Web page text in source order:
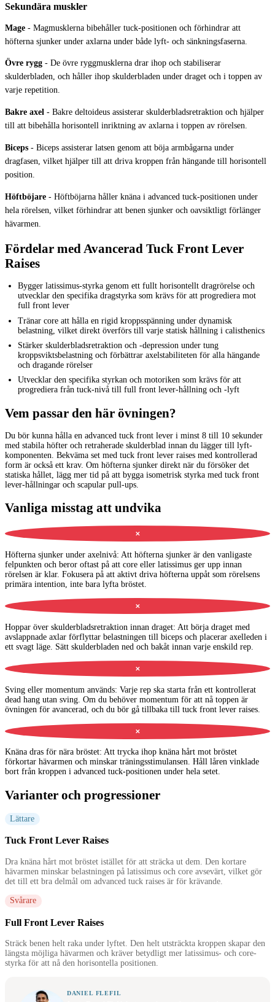
Sekundära muskler
Mage - Magmusklerna bibehåller tuck-positionen och förhindrar att
höfterna sjunker under axlarna under både lyft- och sänkningsfaserna.
Övre rygg - De övre ryggmusklerna drar ihop och stabiliserar
skulderbladen, och håller ihop skulderbladen under draget och i toppen av
varje repetition.
Bakre axel - Bakre deltoideus assisterar skulderbladsretraktion och hjälper
till att bibehålla horisontell inriktning av axlarna i toppen av rörelsen.
Biceps - Biceps assisterar latsen genom att böja armbågarna under
dragfasen, vilket hjälper till att driva kroppen från hängande till horisontell
position.
Höftböjare - Höftböjarna håller knäna i advanced tuck-positionen under
hela rörelsen, vilket förhindrar att benen sjunker och oavsiktligt förlänger
hävarmen.
Fördelar med Avancerad Tuck Front Lever
Raises
Bygger latissimus-styrka genom ett fullt horisontellt dragrörelse och
utvecklar den specifika dragstyrka som krävs för att progrediera mot
full front lever
Tränar core att hålla en rigid kroppsspänning under dynamisk
belastning, vilket direkt överförs till varje statisk hållning i calisthenics
Stärker skulderbladsretraktion och -depression under tung
kroppsviktsbelastning och förbättrar axelstabiliteten för alla hängande
och dragande rörelser
Utvecklar den specifika styrkan och motoriken som krävs för att
progrediera från tuck-nivå till full front lever-hållning och -lyft
Vem passar den här övningen?
Du bör kunna hålla en advanced tuck front lever i minst 8 till 10 sekunder
med stabila höfter och retraherade skulderblad innan du lägger till lyft-
komponenten. Bekväma set med tuck front lever raises med kontrollerad
form är också ett krav. Om höfterna sjunker direkt när du försöker det
statiska hållet, lägg mer tid på att bygga isometrisk styrka med tuck front
lever-hållningar och scapular pull-ups.
Vanliga misstag att undvika
✕
Höfterna sjunker under axelnivå: Att höfterna sjunker är den vanligaste
felpunkten och beror oftast på att core eller latissimus ger upp innan
rörelsen är klar. Fokusera på att aktivt driva höfterna uppåt som rörelsens
primära intention, inte bara lyfta bröstet.
✕
Hoppar över skulderbladsretraktion innan draget: Att börja draget med
avslappnade axlar förflyttar belastningen till biceps och placerar axelleden i
ett svagt läge. Sätt skulderbladen ned och bakåt innan varje enskild rep.
✕
Sving eller momentum används: Varje rep ska starta från ett kontrollerat
dead hang utan sving. Om du behöver momentum för att nå toppen är
övningen för avancerad, och du bör gå tillbaka till tuck front lever raises.
✕
Knäna dras för nära bröstet: Att trycka ihop knäna hårt mot bröstet
förkortar hävarmen och minskar träningsstimulansen. Håll låren vinklade
bort från kroppen i advanced tuck-positionen under hela setet.
Varianter och progressioner
Lättare
Tuck Front Lever Raises
Dra knäna hårt mot bröstet istället för att sträcka ut dem. Den kortare
hävarmen minskar belastningen på latissimus och core avsevärt, vilket gör
det till ett bra delmål om advanced tuck raises är för krävande.
Svårare
Full Front Lever Raises
Sträck benen helt raka under lyftet. Den helt utsträckta kroppen skapar den
längsta möjliga hävarmen och kräver betydligt mer latissimus- och core-
styrka för att nå den horisontella positionen.
DANIEL FLEFIL